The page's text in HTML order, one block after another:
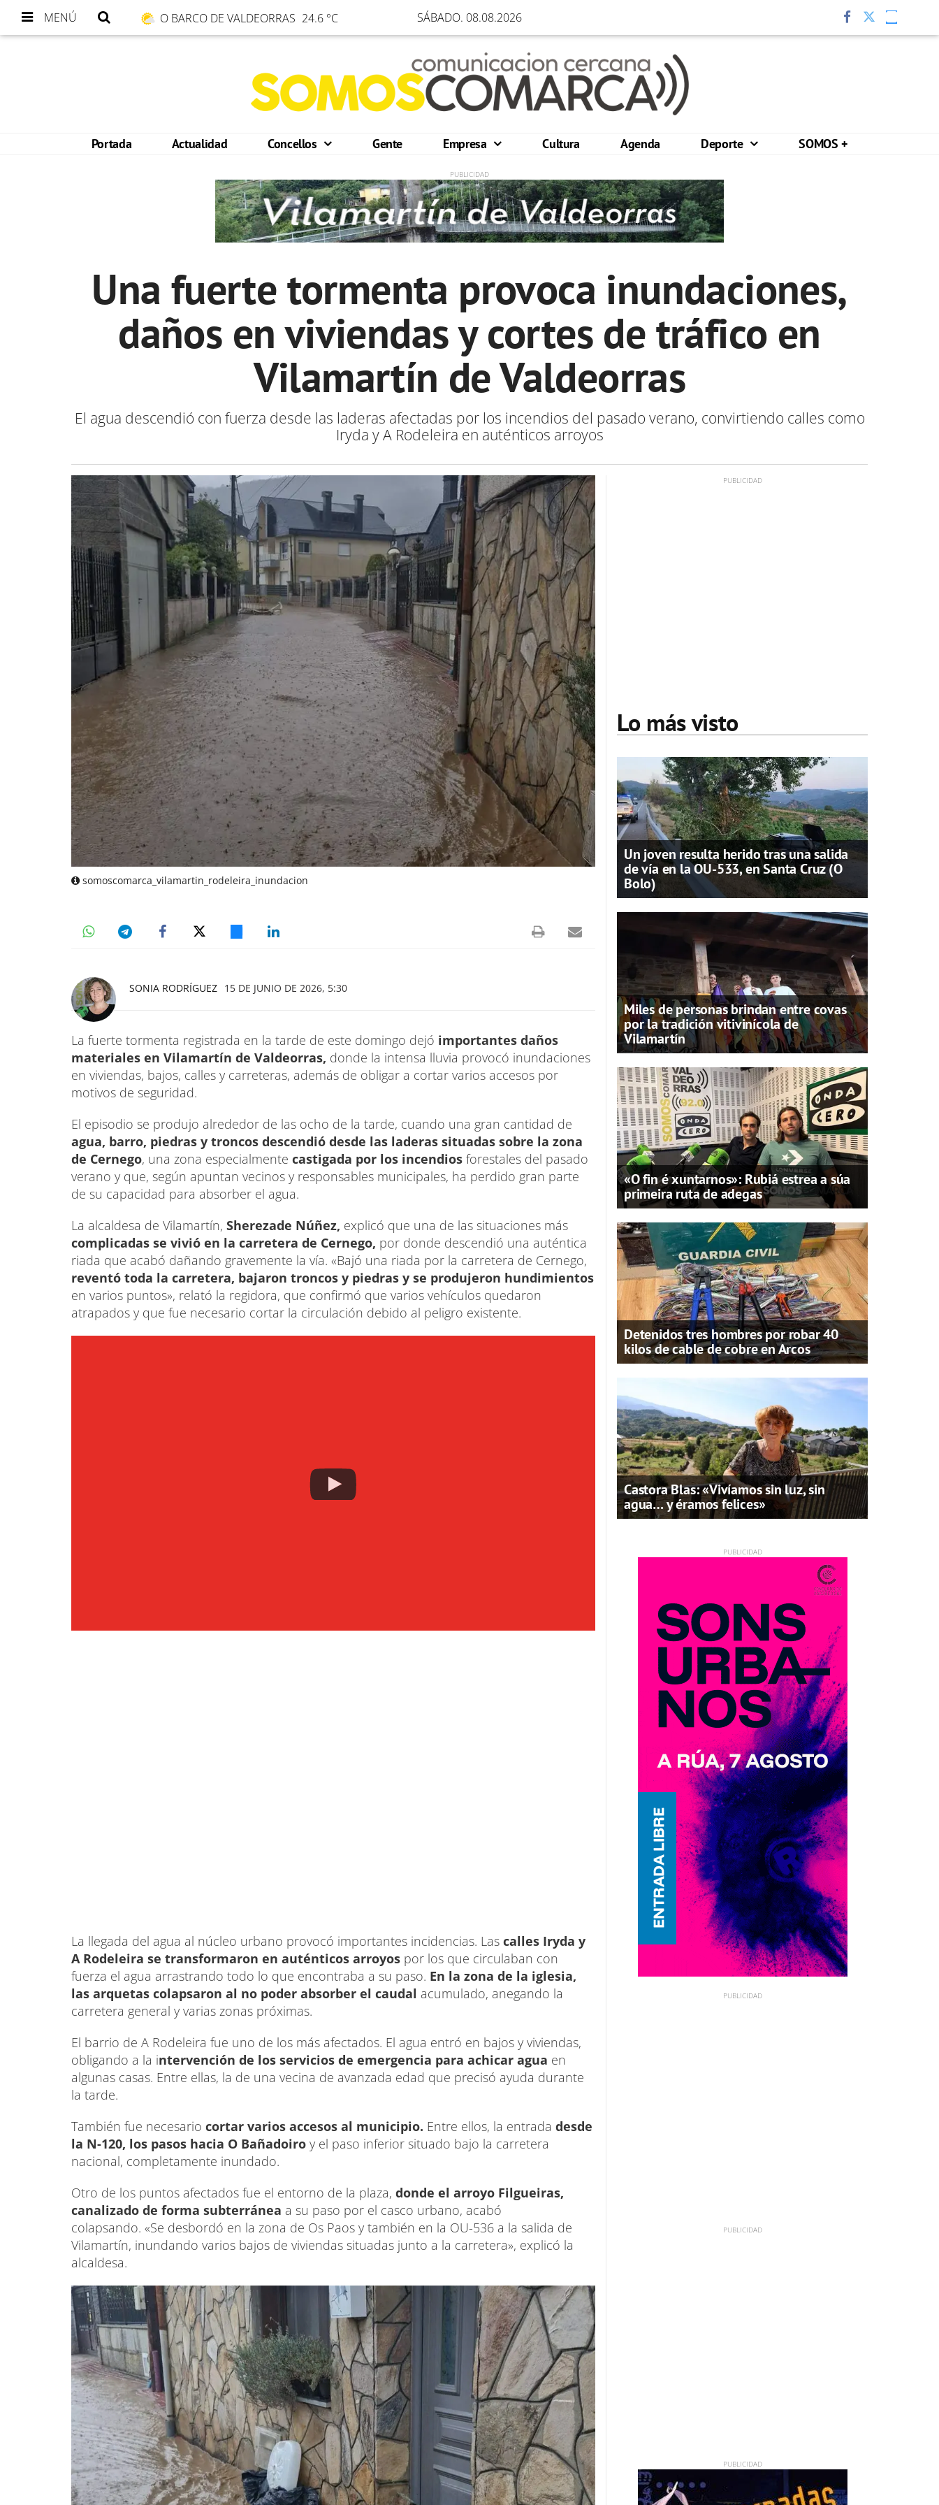
MENÚ O BARCO DE VALDEORRAS 24.6 °C SÁBADO. 08.08.2026
Portada Actualidad Concellos Gente Empresa Cultura Agenda Deporte SOMOS +
Una fuerte tormenta provoca inundaciones,
daños en viviendas y cortes de tráfico en
Vilamartín de Valdeorras
El agua descendió con fuerza desde las laderas afectadas por los incendios del pasado verano, convirtiendo calles como
Iryda y A Rodeleira en auténticos arroyos
somoscomarca_vilamartin_rodeleira_inundacion
SONIA RODRÍGUEZ 15 DE JUNIO DE 2026, 5:30
La fuerte tormenta registrada en la tarde de este domingo dejó importantes daños
materiales en Vilamartín de Valdeorras, donde la intensa lluvia provocó inundaciones
en viviendas, bajos, calles y carreteras, además de obligar a cortar varios accesos por
motivos de seguridad.
El episodio se produjo alrededor de las ocho de la tarde, cuando una gran cantidad de
agua, barro, piedras y troncos descendió desde las laderas situadas sobre la zona
de Cernego, una zona especialmente castigada por los incendios forestales del pasado
verano y que, según apuntan vecinos y responsables municipales, ha perdido gran parte
de su capacidad para absorber el agua.
La alcaldesa de Vilamartín, Sherezade Núñez, explicó que una de las situaciones más
complicadas se vivió en la carretera de Cernego, por donde descendió una auténtica
riada que acabó dañando gravemente la vía. «Bajó una riada por la carretera de Cernego,
reventó toda la carretera, bajaron troncos y piedras y se produjeron hundimientos
en varios puntos», relató la regidora, que confirmó que varios vehículos quedaron
atrapados y que fue necesario cortar la circulación debido al peligro existente.
La llegada del agua al núcleo urbano provocó importantes incidencias. Las calles Iryda y
A Rodeleira se transformaron en auténticos arroyos por los que circulaban con
fuerza el agua arrastrando todo lo que encontraba a su paso. En la zona de la iglesia,
las arquetas colapsaron al no poder absorber el caudal acumulado, anegando la
carretera general y varias zonas próximas.
El barrio de A Rodeleira fue uno de los más afectados. El agua entró en bajos y viviendas,
obligando a la intervención de los servicios de emergencia para achicar agua en
algunas casas. Entre ellas, la de una vecina de avanzada edad que precisó ayuda durante
la tarde.
También fue necesario cortar varios accesos al municipio. Entre ellos, la entrada desde
la N-120, los pasos hacia O Bañadoiro y el paso inferior situado bajo la carretera
nacional, completamente inundado.
Otro de los puntos afectados fue el entorno de la plaza, donde el arroyo Filgueiras,
canalizado de forma subterránea a su paso por el casco urbano, acabó
colapsando. «Se desbordó en la zona de Os Paos y también en la OU-536 a la salida de
Vilamartín, inundando varios bajos de viviendas situadas junto a la carretera», explicó la
alcaldesa.
Lo más visto
Un joven resulta herido tras una salida
de vía en la OU-533, en Santa Cruz (O
Bolo)
Miles de personas brindan entre covas
por la tradición vitivinícola de
Vilamartín
«O fin é xuntarnos»: Rubiá estrea a súa
primeira ruta de adegas
Detenidos tres hombres por robar 40
kilos de cable de cobre en Arcos
Castora Blas: «Vivíamos sin luz, sin
agua… y éramos felices»